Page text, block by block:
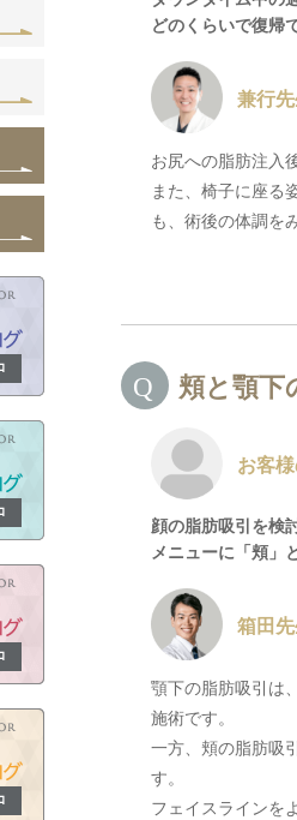
どのくらいで復帰
兼行
お尻への脂肪注入
また、椅子に座る
も、術後の体調を
頬と顎下
お客
顔の脂肪吸引を検
メニューに「頬」
箱田
顎下の脂肪吸引は
施術です。
一方、頬の脂肪吸
す。
フェイスラインを